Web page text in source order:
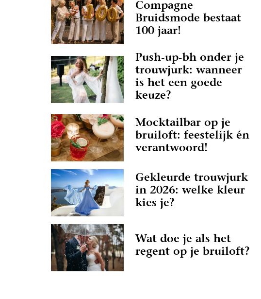
Compagne
Bruidsmode bestaat
100 jaar!
Push-up-bh onder je
trouwjurk: wanneer
is het een goede
keuze?
Mocktailbar op je
bruiloft: feestelijk én
verantwoord!
Gekleurde trouwjurk
in 2026: welke kleur
kies je?
Wat doe je als het
regent op je bruiloft?